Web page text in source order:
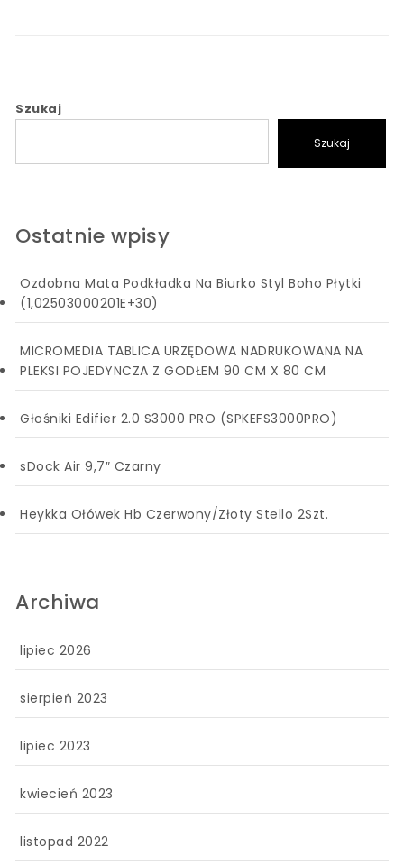
Szukaj
Szukaj
Ostatnie wpisy
Ozdobna Mata Podkładka Na Biurko Styl Boho Płytki
(1,02503000201E+30)
MICROMEDIA TABLICA URZĘDOWA NADRUKOWANA NA
PLEKSI POJEDYNCZA Z GODŁEM 90 CM X 80 CM
Głośniki Edifier 2.0 S3000 PRO (SPKEFS3000PRO)
sDock Air 9,7″ Czarny
Heykka Ołówek Hb Czerwony/Złoty Stello 2Szt.
Archiwa
lipiec 2026
sierpień 2023
lipiec 2023
kwiecień 2023
listopad 2022